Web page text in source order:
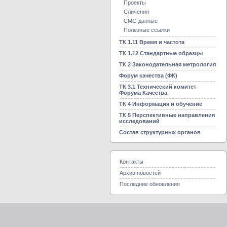
Проекты
Сличения
CMC-данные
Полезные ссылки
ТК 1.11 Время и частота
ТК 1.12 Стандартные образцы
ТК 2 Законодательная метрология
Форум качества (ФК)
ТК 3.1 Технический комитет
Форума Качества
ТК 4 Информация и обучение
ТК 5 Перспективные направления
исследований
Состав структурных органов
Контакты
Архив новостей
Последние обновления